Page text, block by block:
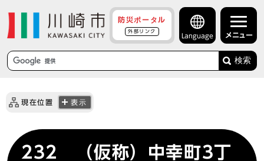
防災ポータル
外部リンク
Language メニュー
検索
現在位置 表示
232 （仮称）中幸町3丁